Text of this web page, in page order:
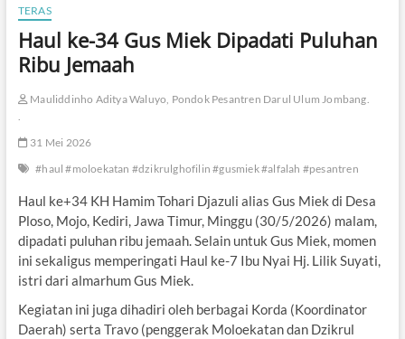
TERAS
​Haul ke-34 Gus Miek Dipadati Puluhan
Ribu Jemaah
Mauliddinho Aditya Waluyo, Pondok Pesantren Darul Ulum Jombang.
31 Mei 2026
#haul #moloekatan #dzikrulghofilin #gusmiek #alfalah #pesantren
Haul ke+34 KH Hamim Tohari Djazuli alias Gus Miek di Desa
Ploso, Mojo, Kediri, Jawa Timur, Minggu (30/5/2026) malam,
dipadati puluhan ribu jemaah. Selain untuk Gus Miek, momen
ini sekaligus memperingati Haul ke-7 Ibu Nyai Hj. Lilik Suyati,
istri dari almarhum Gus Miek.
Kegiatan ini juga dihadiri oleh berbagai Korda (Koordinator
Daerah) serta Travo (penggerak Moloekatan dan Dzikrul